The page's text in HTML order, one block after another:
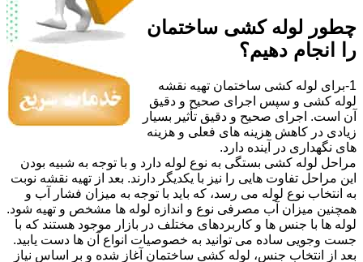
چطور لوله کشی ساختمان
را انجام دهیم؟
1-برای لوله کشی ساختمان تهیه نقشه
لوله کشی و سپس اجرای صحیح و دقیق
آن است. اجرای صحیح و دقیق تأثیر بسیار
زیادی در کاهش هزینه های فعلی و هزینه
های نگهداری در آینده دارد.
مراحل لوله کشی بستگی به نوع لوله دارد و با توجه به شبیه بودن
این مراحل تفاوت هایی را نیز با یکدیگر دارند. بعد از تهیه نقشه نوبت
به انتخاب نوع لوله می رسد، که باید با توجه به میزان فشار آب و
همچنین میزان آب مصرفی نوع و اندازه لوله ها مشخص و تهیه شود.
لوله ها با جنس ها و کاربردهای مختلف در بازار موجود هستند که با
جست وجویی ساده می توانید به خصوصیات انواع آن ها دست یابید.
بعد از انتخاب جنس، لوله کشی ساختمان آغاز شده و بر اساس نیاز